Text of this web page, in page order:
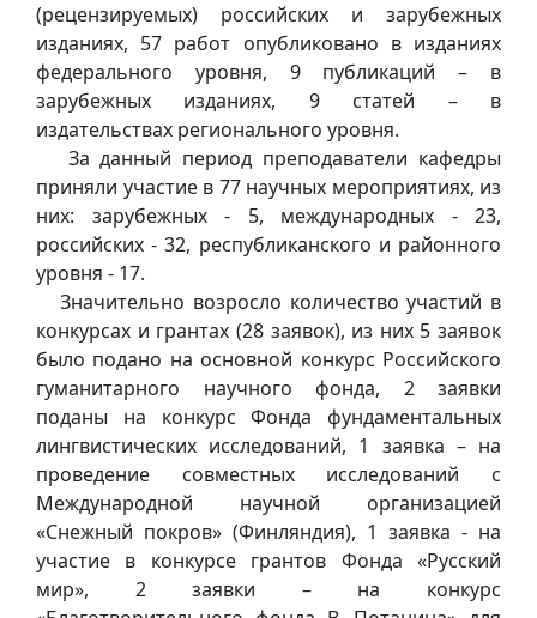
(рецензируемых) российских и зарубежных
изданиях, 57 работ опубликовано в изданиях
федерального уровня, 9 публикаций – в
зарубежных изданиях, 9 статей – в
издательствах регионального уровня.
За данный период преподаватели кафедры
приняли участие в 77 научных мероприятиях, из
них: зарубежных - 5, международных - 23,
российских - 32, республиканского и районного
уровня - 17.
Значительно возросло количество участий в
конкурсах и грантах (28 заявок), из них 5 заявок
было подано на основной конкурс Российского
гуманитарного научного фонда, 2 заявки
поданы на конкурс Фонда фундаментальных
лингвистических исследований, 1 заявка – на
проведение совместных исследований с
Международной научной организацией
«Снежный покров» (Финляндия), 1 заявка - на
участие в конкурсе грантов Фонда «Русский
мир», 2 заявки – на конкурс